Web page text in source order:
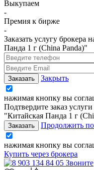
Выкупаем
-
Премия к бирже
-
Заказать услугу
Панда 1 г (China Panda)"
Закрыть
нажимая кнопку вы
Подтвердите заказ
"Китайская Панда 1 г
Продолжить
нажимая кнопку вы
Купить через брокера
Звоните